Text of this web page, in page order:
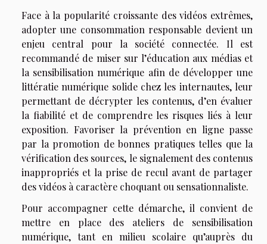
Face à la popularité croissante des vidéos extrêmes,
adopter une consommation responsable devient un
enjeu central pour la société connectée. Il est
recommandé de miser sur l’éducation aux médias et
la sensibilisation numérique afin de développer une
littératie numérique solide chez les internautes, leur
permettant de décrypter les contenus, d’en évaluer
la fiabilité et de comprendre les risques liés à leur
exposition. Favoriser la prévention en ligne passe
par la promotion de bonnes pratiques telles que la
vérification des sources, le signalement des contenus
inappropriés et la prise de recul avant de partager
des vidéos à caractère choquant ou sensationnaliste.
Pour accompagner cette démarche, il convient de
mettre en place des ateliers de sensibilisation
numérique, tant en milieu scolaire qu’auprès du